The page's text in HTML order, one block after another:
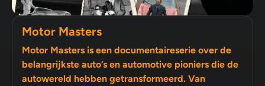
Motor Masters
Motor Masters is een documentaireserie over de
belangrijkste auto’s en automotive pioniers die de
autowereld hebben getransformeerd. Van